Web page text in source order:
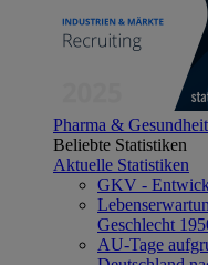
Pharma & Gesundheit
Beliebte Statistiken
Aktuelle Statistiken
GKV -
Geschlecht
AU-Tage